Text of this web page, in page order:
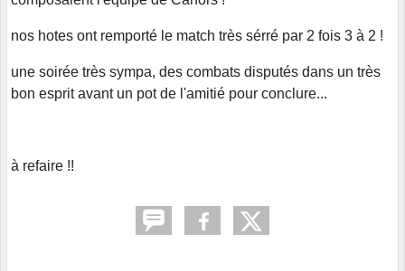
nos hotes ont remporté le match très sérré par 2 fois 3 à 2 !
une soirée très sympa, des combats disputés dans un très
bon esprit avant un pot de l'amitié pour conclure...
à refaire !!